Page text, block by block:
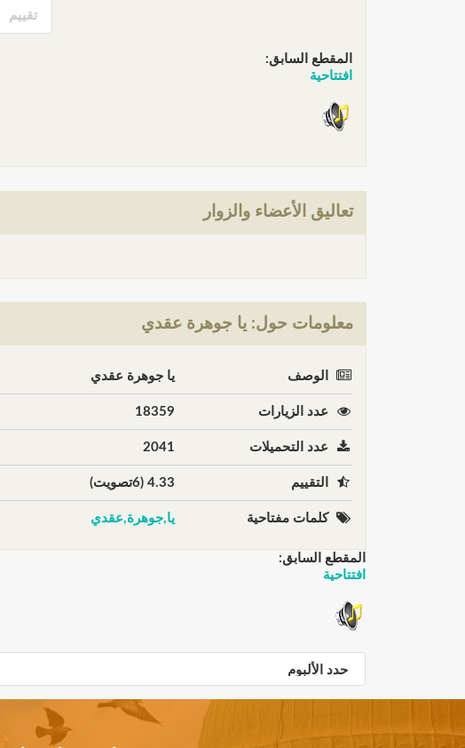
تقييم
المقطع السابق:
افتتاحية
تعاليق الأعضاء والزوار
معلومات حول: يا جوهرة عقدي
الوصف يا جوهرة عقدي
عدد الزيارات 18359
عدد التحميلات 2041
التقييم 4.33 (6تصويت)
كلمات مفتاحية يا,جوهرة,عقدي
المقطع السابق:
افتتاحية